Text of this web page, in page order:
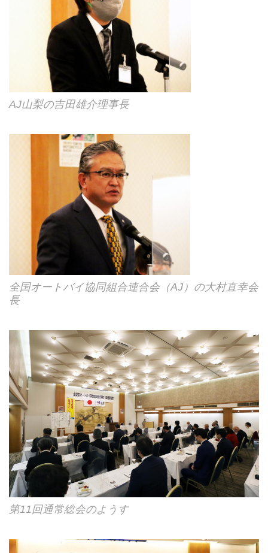
AJ山梨の吉田雄介理事長
全国オートバイ協同組合連合会（AJ）の大村直幸会
長
第11回通常総会のようす